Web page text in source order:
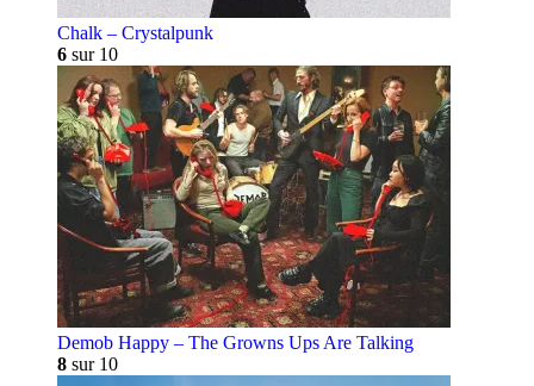
Chalk – Crystalpunk
6 sur 10
Demob Happy – The Growns Ups Are Talking
8 sur 10